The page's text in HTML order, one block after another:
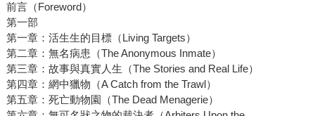
前言（Foreword）
第一部
第一章：活生生的目標（Living Targets）
第二章：無名病患（The Anonymous Inmate）
第三章：故事與真實人生（The Stories and Real Life）
第四章：網中獵物（A Catch from the Trawl）
第五章：死亡動物園（The Dead Menagerie）